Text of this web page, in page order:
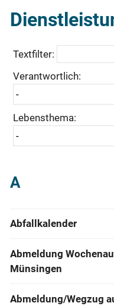
Textfilter:
Verantwortlich:
Lebensthema:
A
Abfallkalender
Abmeldung
Münsingen
Abmeldung/Wegzug